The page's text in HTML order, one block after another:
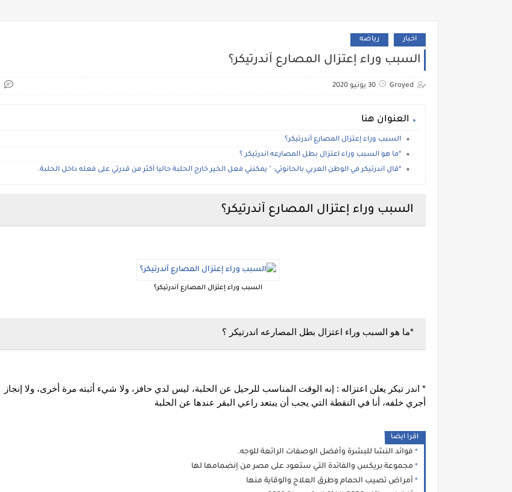
اخبار رياضه
السبب وراء إعتزال المصارع آندرتيكر؟
Groyed 30 يونيو 2020
العنوان هنا
السبب وراء إعتزال المصارع آندرتيكر؟
*ما هو السبب وراء اعتزال بطل المصارعه اندرتيكر ؟
*قال اندرتيكر في الوطن العربي بالحانوتي: " يمكنني فعل الخير خارج الحلبة حاليا أكثر من قدرتي على فعله داخل الحلبة.
السبب وراء إعتزال المصارع آندرتيكر؟
السبب وراء إعتزال المصارع آندرتيكر؟
*ما هو السبب وراء اعتزال بطل المصارعه اندرتيكر ؟
أجري خلفه، أنا في النقطة التي يجب أن يبتعد راعي البقر عندها عن الحلبة
اقرا ايضا
فوائد النشا للبشرة وأفضل الوصفات الرائعة للوجه.
مجموعة بريكس والفائدة التي ستعود على مصر من إنضمامها لها
أمراض تصيب الحمام وطرق العلاج والوقاية منها